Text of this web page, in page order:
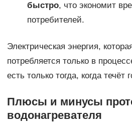
быстро, что экономит
потребителей.
Электрическая энергия,
потребляется только в
есть только тогда, когда течёт
Плюсы и минусы
водонагревателя